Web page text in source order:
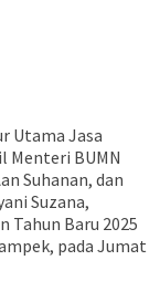
Utama Jasa
Menteri BUMN
Suhanan, dan
Suzana,
Tahun Baru 2025
pada Jumat